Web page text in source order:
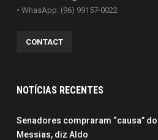
• WhasApp: (96) 99157-0022
CONTACT
NOTÍCIAS RECENTES
Senadores compraram “causa”
Messias, diz Aldo